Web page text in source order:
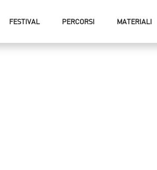
FESTIVAL PERCORSI MATERIALI